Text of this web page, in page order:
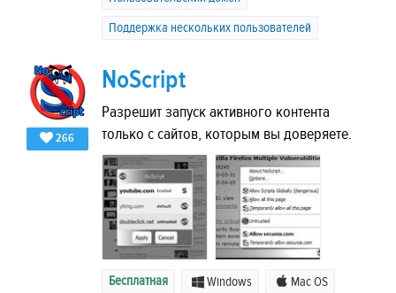
Поддержка нескольких пользователей
266
NoScript
Разрешит запуск активного контента
только с сайтов, которым вы доверяете.
Бесплатная Windows Mac OS